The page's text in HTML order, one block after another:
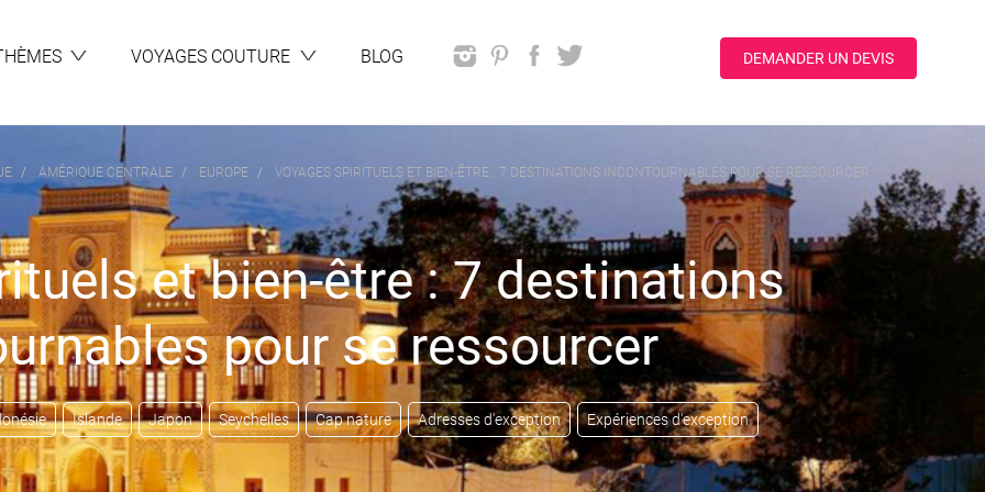
VOYAGES COUTURE BLOG DEMANDER UN DEVIS
AMÉRIQUE CENTRALE EUROPE VOYAGES SPIRITUELS ET BIEN-ÊTRE : 7 DESTINATIONS INCONTOURNABLES POUR SE RESSOURCER
et bien-être : 7 destinations
pour se ressourcer
Islande Japon Seychelles Cap nature Adresses d'exception Expériences d'exception